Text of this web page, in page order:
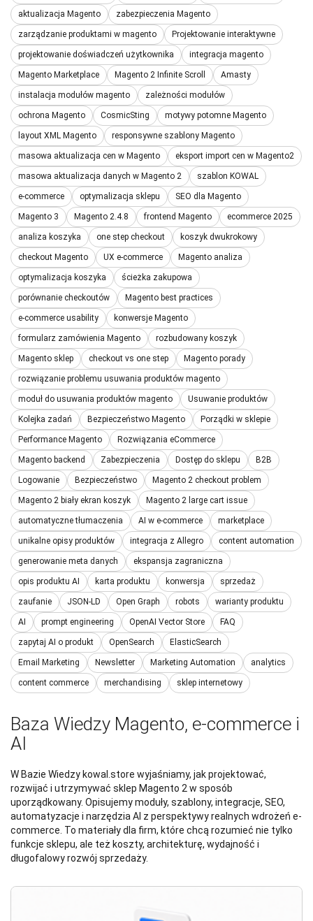
Baza Wiedzy Magento, e-commerce i
AI
W Bazie Wiedzy kowal.store wyjaśniamy, jak projektować,
rozwijać i utrzymywać sklep Magento 2 w sposób
uporządkowany. Opisujemy moduły, szablony, integracje, SEO,
automatyzacje i narzędzia AI z perspektywy realnych wdrożeń e-
commerce. To materiały dla firm, które chcą rozumieć nie tylko
funkcje sklepu, ale też koszty, architekturę, wydajność i
długofalowy rozwój sprzedaży.
aktualizacja Magento zabezpieczenia Magento
zarządzanie produktami w magento Projektowanie interaktywne
projektowanie doświadczeń użytkownika integracja magento
Magento Marketplace Magento 2 Infinite Scroll Amasty
instalacja modułów magento zależności modułów
ochrona Magento CosmicSting motywy potomne Magento
layout XML Magento responsywne szablony Magento
masowa aktualizacja cen w Magento eksport import cen w Magento2
masowa aktualizacja danych w Magento 2 szablon KOWAL
e-commerce optymalizacja sklepu SEO dla Magento
Magento 3 Magento 2.4.8 frontend Magento ecommerce 2025
analiza koszyka one step checkout koszyk dwukrokowy
checkout Magento UX e-commerce Magento analiza
optymalizacja koszyka ścieżka zakupowa
porównanie checkoutów Magento best practices
e-commerce usability konwersje Magento
formularz zamówienia Magento rozbudowany koszyk
Magento sklep checkout vs one step Magento porady
rozwiązanie problemu usuwania produktów magento
moduł do usuwania produktów magento Usuwanie produktów
Kolejka zadań Bezpieczeństwo Magento Porządki w sklepie
Performance Magento Rozwiązania eCommerce
Magento backend Zabezpieczenia Dostęp do sklepu B2B
Logowanie Bezpieczeństwo Magento 2 checkout problem
Magento 2 biały ekran koszyk Magento 2 large cart issue
automatyczne tłumaczenia AI w e-commerce marketplace
unikalne opisy produktów integracja z Allegro content automation
generowanie meta danych ekspansja zagraniczna
opis produktu AI karta produktu konwersja sprzedaż
zaufanie JSON-LD Open Graph robots warianty produktu
AI prompt engineering OpenAI Vector Store FAQ
zapytaj AI o produkt OpenSearch ElasticSearch
Email Marketing Newsletter Marketing Automation analytics
content commerce merchandising sklep internetowy